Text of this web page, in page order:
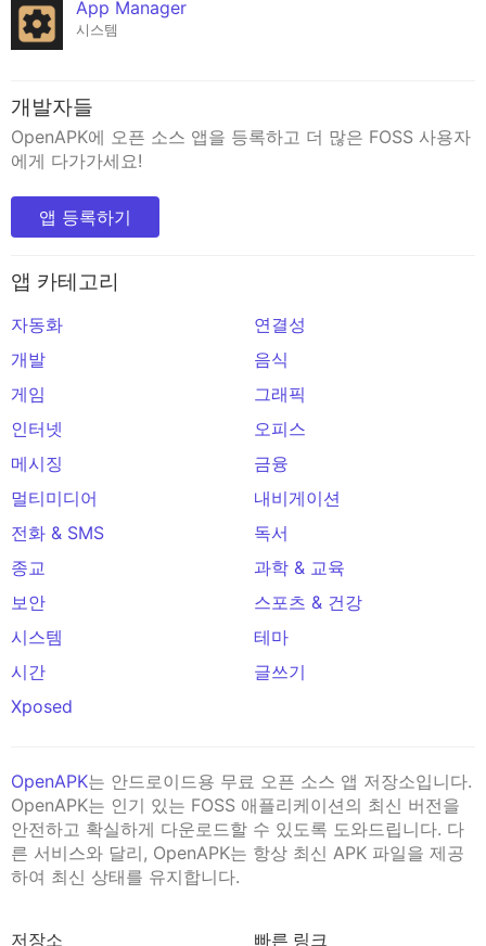
App Manager
시스템
개발자들
OpenAPK에 오픈 소스 앱을 등록하고 더 많은 FOSS 사용자
에게 다가가세요!
앱 등록하기
앱 카테고리
자동화
연결성
개발
음식
게임
그래픽
인터넷
오피스
메시징
금융
멀티미디어
내비게이션
전화 & SMS
독서
종교
과학 & 교육
보안
스포츠 & 건강
시스템
테마
시간
글쓰기
Xposed
OpenAPK는 안드로이드용 무료 오픈 소스 앱 저장소입니다.
OpenAPK는 인기 있는 FOSS 애플리케이션의 최신 버전을
안전하고 확실하게 다운로드할 수 있도록 도와드립니다. 다
른 서비스와 달리, OpenAPK는 항상 최신 APK 파일을 제공
하여 최신 상태를 유지합니다.
저장소 빠른 링크